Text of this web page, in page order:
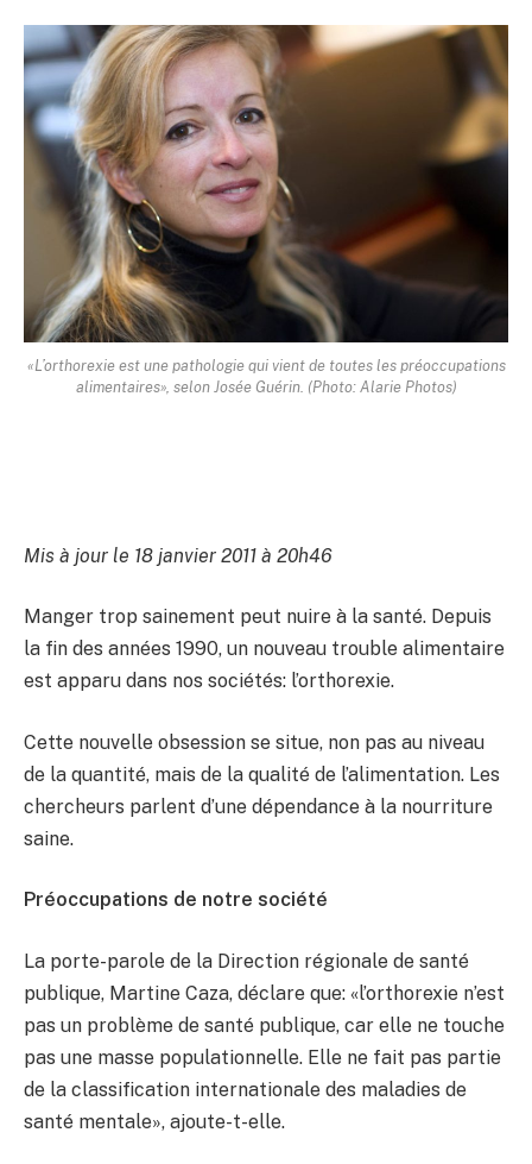
«L’orthorexie est une pathologie qui vient de toutes les préoccupations
alimentaires», selon Josée Guérin. (Photo: Alarie Photos)
Mis à jour le 18 janvier 2011 à 20h46
Manger trop sainement peut nuire à la santé. Depuis
la fin des années 1990, un nouveau trouble alimentaire
est apparu dans nos sociétés: l’orthorexie.
Cette nouvelle obsession se situe, non pas au niveau
de la quantité, mais de la qualité de l’alimentation. Les
chercheurs parlent d’une dépendance à la nourriture
saine.
Préoccupations de notre société
La porte-parole de la Direction régionale de santé
publique, Martine Caza, déclare que: «l’orthorexie n’est
pas un problème de santé publique, car elle ne touche
pas une masse populationnelle. Elle ne fait pas partie
de la classification internationale des maladies de
santé mentale», ajoute-t-elle.